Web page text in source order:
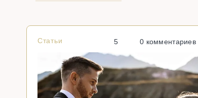
Статьи 5 0 комментариев